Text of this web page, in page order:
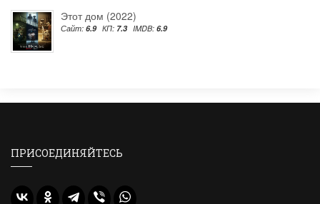
Этот дом (2022)
Сайт: 6.9 КП: 7.3 IMDB: 6.9
ПРИСОЕДИНЯЙТЕСЬ